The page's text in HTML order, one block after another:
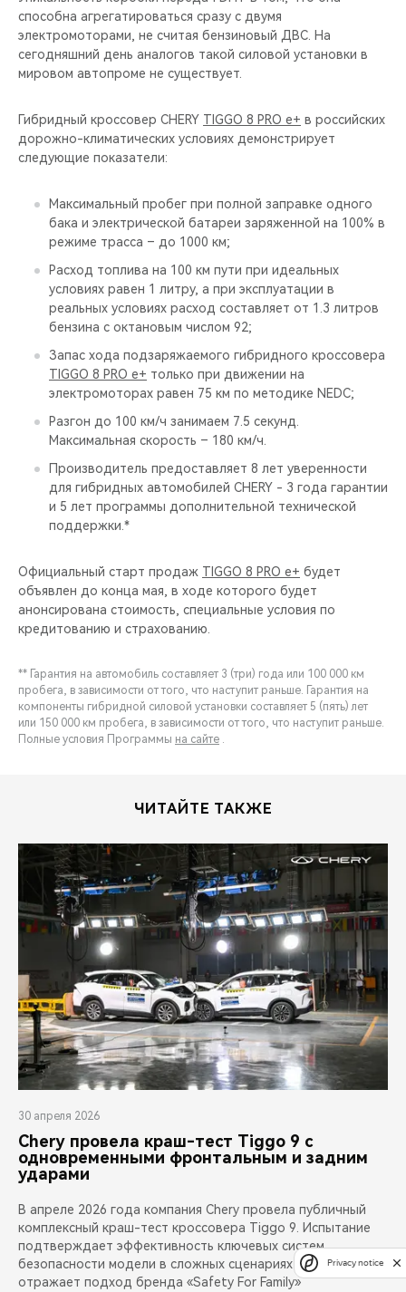
способна агрегатироваться сразу с двумя
электромоторами, не считая бензиновый ДВС. На
сегодняшний день аналогов такой силовой установки в
мировом автопроме не существует.
Гибридный кроссовер CHERY TIGGO 8 PRO e+ в российских
дорожно-климатических условиях демонстрирует
следующие показатели:
Максимальный пробег при полной заправке одного
бака и электрической батареи заряженной на 100% в
режиме трасса – до 1000 км;
Расход топлива на 100 км пути при идеальных
условиях равен 1 литру, а при эксплуатации в
реальных условиях расход составляет от 1.3 литров
бензина с октановым числом 92;
Запас хода подзаряжаемого гибридного кроссовера
TIGGO 8 PRO e+ только при движении на
электромоторах равен 75 км по методике NEDC;
Разгон до 100 км/ч занимаем 7.5 секунд.
Максимальная скорость – 180 км/ч.
Производитель предоставляет 8 лет уверенности
для гибридных автомобилей CHERY - 3 года гарантии
и 5 лет программы дополнительной технической
поддержки.*
Официальный старт продаж TIGGO 8 PRO e+ будет
объявлен до конца мая, в ходе которого будет
анонсирована стоимость, специальные условия по
кредитованию и страхованию.
** Гарантия на автомобиль составляет 3 (три) года или 100 000 км
пробега, в зависимости от того, что наступит раньше. Гарантия на
компоненты гибридной силовой установки составляет 5 (пять) лет
или 150 000 км пробега, в зависимости от того, что наступит раньше.
Полные условия Программы на сайте
ЧИТАЙТЕ ТАКЖЕ
30 апреля 2026
Chery провела краш-тест Tiggo 9 с
одновременными фронтальным и задним
ударами
В апреле 2026 года компания Chery провела публичный
комплексный краш-тест кроссовера Tiggo 9. Испытание
подтверждает эффективность ключевых систем
безопасности модели в сложных сценариях аварий и
отражает подход бренда «Safety For Family»
Privacy notice